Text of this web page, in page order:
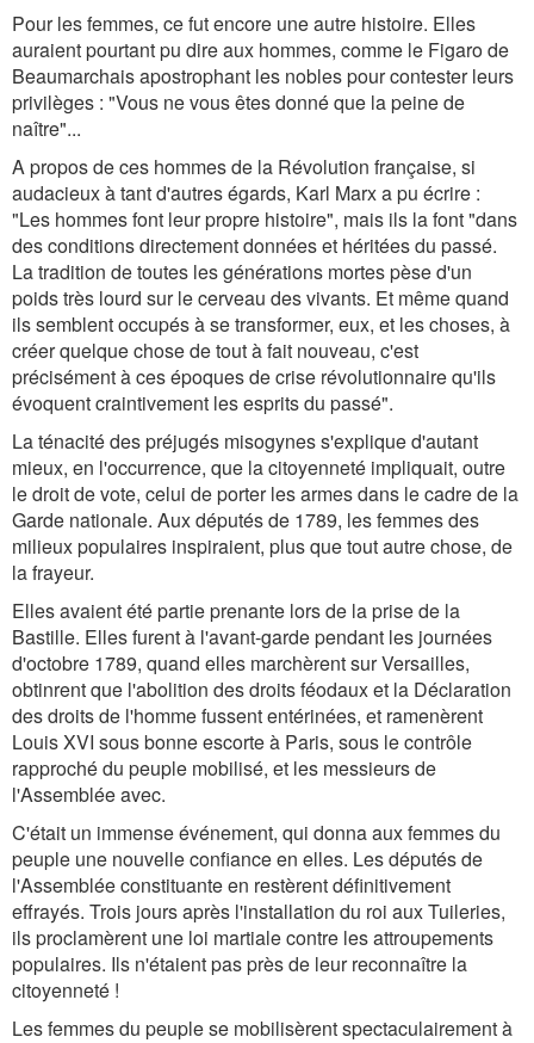
Pour les femmes, ce fut encore une autre histoire. Elles
auraient pourtant pu dire aux hommes, comme le Figaro de
Beaumarchais apostrophant les nobles pour contester leurs
privilèges : "Vous ne vous êtes donné que la peine de
naître"...
A propos de ces hommes de la Révolution française, si
audacieux à tant d'autres égards, Karl Marx a pu écrire :
"Les hommes font leur propre histoire", mais ils la font "dans
des conditions directement données et héritées du passé.
La tradition de toutes les générations mortes pèse d'un
poids très lourd sur le cerveau des vivants. Et même quand
ils semblent occupés à se transformer, eux, et les choses, à
créer quelque chose de tout à fait nouveau, c'est
précisément à ces époques de crise révolutionnaire qu'ils
évoquent craintivement les esprits du passé".
La ténacité des préjugés misogynes s'explique d'autant
mieux, en l'occurrence, que la citoyenneté impliquait, outre
le droit de vote, celui de porter les armes dans le cadre de la
Garde nationale. Aux députés de 1789, les femmes des
milieux populaires inspiraient, plus que tout autre chose, de
la frayeur.
Elles avaient été partie prenante lors de la prise de la
Bastille. Elles furent à l'avant-garde pendant les journées
d'octobre 1789, quand elles marchèrent sur Versailles,
obtinrent que l'abolition des droits féodaux et la Déclaration
des droits de l'homme fussent entérinées, et ramenèrent
Louis XVI sous bonne escorte à Paris, sous le contrôle
rapproché du peuple mobilisé, et les messieurs de
l'Assemblée avec.
C'était un immense événement, qui donna aux femmes du
peuple une nouvelle confiance en elles. Les députés de
l'Assemblée constituante en restèrent définitivement
effrayés. Trois jours après l'installation du roi aux Tuileries,
ils proclamèrent une loi martiale contre les attroupements
populaires. Ils n'étaient pas près de leur reconnaître la
citoyenneté !
Les femmes du peuple se mobilisèrent spectaculairement à